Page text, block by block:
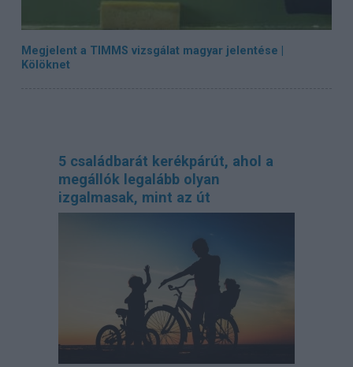
Megjelent a TIMMS vizsgálat magyar jelentése |
Kölöknet
5 családbarát kerékpárút, ahol a
megállók legalább olyan
izgalmasak, mint az út